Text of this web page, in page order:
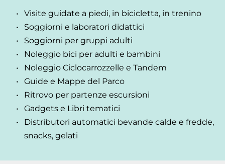
Visite guidate a piedi, in bicicletta, in trenino
Soggiorni e laboratori didattici
Soggiorni per gruppi adulti
Noleggio bici per adulti e bambini
Noleggio Ciclocarrozzelle e Tandem
Guide e Mappe del Parco
Ritrovo per partenze escursioni
Gadgets e Libri tematici
Distributori automatici bevande calde e fredde,
snacks, gelati